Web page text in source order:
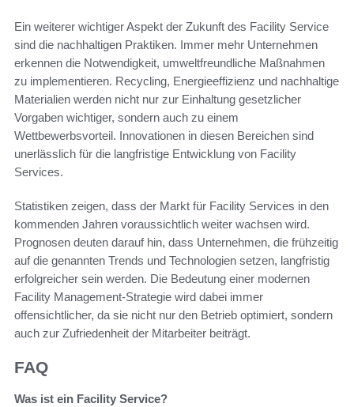
Ein weiterer wichtiger Aspekt der Zukunft des Facility Service
sind die nachhaltigen Praktiken. Immer mehr Unternehmen
erkennen die Notwendigkeit, umweltfreundliche Maßnahmen
zu implementieren. Recycling, Energieeffizienz und nachhaltige
Materialien werden nicht nur zur Einhaltung gesetzlicher
Vorgaben wichtiger, sondern auch zu einem
Wettbewerbsvorteil. Innovationen in diesen Bereichen sind
unerlässlich für die langfristige Entwicklung von Facility
Services.
Statistiken zeigen, dass der Markt für Facility Services in den
kommenden Jahren voraussichtlich weiter wachsen wird.
Prognosen deuten darauf hin, dass Unternehmen, die frühzeitig
auf die genannten Trends und Technologien setzen, langfristig
erfolgreicher sein werden. Die Bedeutung einer modernen
Facility Management-Strategie wird dabei immer
offensichtlicher, da sie nicht nur den Betrieb optimiert, sondern
auch zur Zufriedenheit der Mitarbeiter beiträgt.
FAQ
Was ist ein Facility Service?